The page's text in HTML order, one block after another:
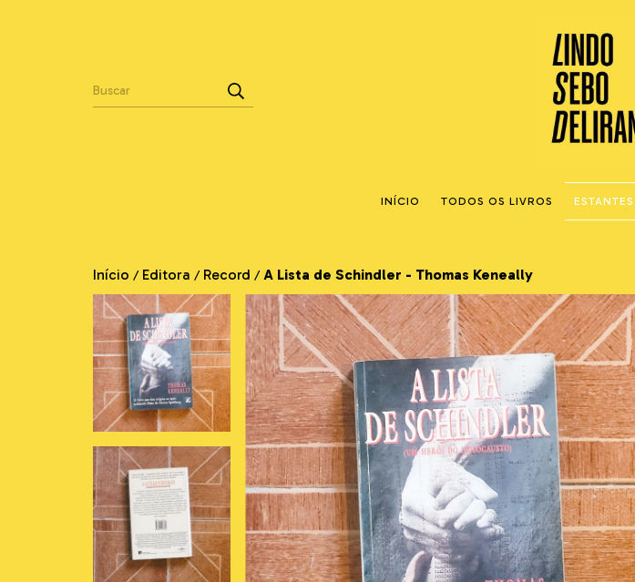
INÍCIO TODOS OS LIVROS ESTANTES
Início / Editora / Record / A Lista de Schindler - Thomas Keneally